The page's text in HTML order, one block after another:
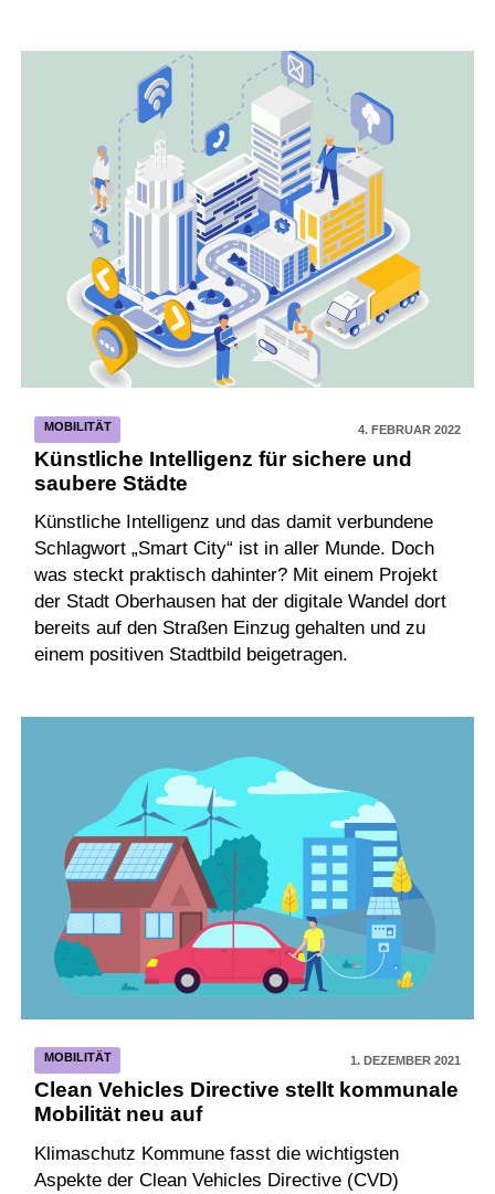
MOBILITÄT 4. FEBRUAR 2022
Künstliche Intelligenz für sichere und
saubere Städte
Künstliche Intelligenz und das damit verbundene
Schlagwort „Smart City“ ist in aller Munde. Doch
was steckt praktisch dahinter? Mit einem Projekt
der Stadt Oberhausen hat der digitale Wandel dort
bereits auf den Straßen Einzug gehalten und zu
einem positiven Stadtbild beigetragen.
MOBILITÄT 1. DEZEMBER 2021
Clean Vehicles Directive stellt kommunale
Mobilität neu auf
Klimaschutz Kommune fasst die wichtigsten
Aspekte der Clean Vehicles Directive (CVD)